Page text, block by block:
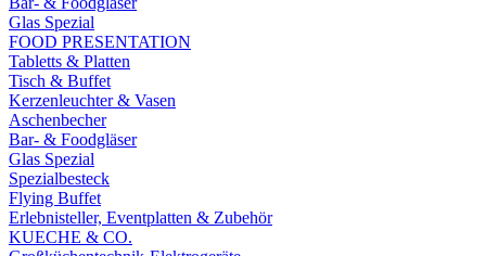
Glas Spezial
FOOD PRESENTATION
Tabletts & Platten
Tisch & Buffet
Kerzenleuchter & Vasen
Aschenbecher
Bar- & Foodgläser
Glas Spezial
Spezialbesteck
Flying Buffet
Erlebnisteller, Eventplatten & Zubehör
KUECHE & CO.